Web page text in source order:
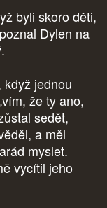
byli skoro děti,
Dylen na
když jednou
že ty ano,
sedět,
a měl
myslet.
vycítil jeho